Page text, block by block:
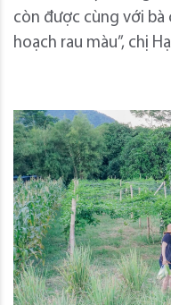
còn được cùng với bà
hoạch rau màu”, chị